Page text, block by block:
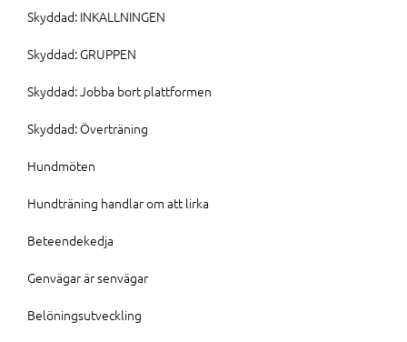
Skyddad: INKALLNINGEN
Skyddad: GRUPPEN
Skyddad: Jobba bort plattformen
Skyddad: Överträning
Hundmöten
Hundträning handlar om att lirka
Beteendekedja
Genvägar är senvägar
Belöningsutveckling